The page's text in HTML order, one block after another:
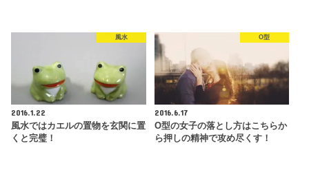
風水
2016.1.22
風水ではカエルの置物を玄関に置
くと完璧！
O型
2016.6.17
O型の女子の落とし方はこちらか
ら押しの精神で攻め尽くす！